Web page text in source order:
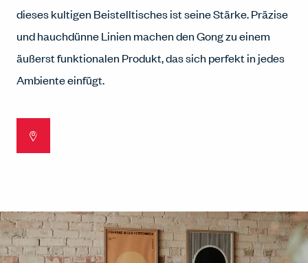
dieses kultigen Beistelltisches ist seine Stärke. Präzise
und hauchdünne Linien machen den Gong zu einem
äußerst funktionalen Produkt, das sich perfekt in jedes
Ambiente einfügt.